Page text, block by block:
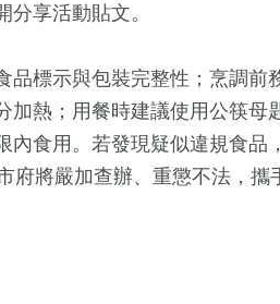
享活動貼文。
品標示與包裝完整性；烹調前
加熱；用餐時建議使用公筷母
內食用。若發現疑似違規食品
府將嚴加查辦、重懲不法，攜